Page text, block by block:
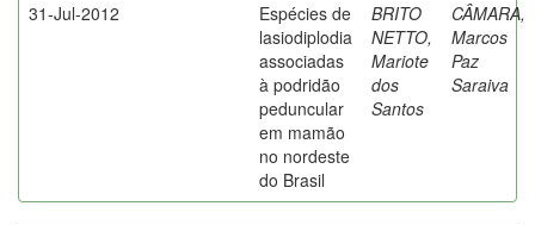
31-Jul-2012
Espécies de
lasiodiplodia
associadas
à podridão
peduncular
em mamão
no nordeste
do Brasil
BRITO
NETTO,
Mariote
dos
Santos
CÂMARA,
Marcos
Paz
Saraiva